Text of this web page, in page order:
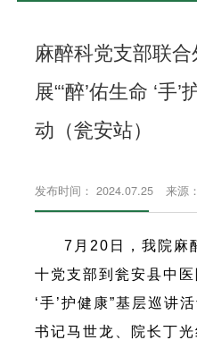
麻醉科党支部联
展“‘醉’佑生命 ‘手
动（瓮安站）
发布时间： 2024.07.25 来源
7月20日，我院麻
十党支部到瓮安县中医
‘手’护健康”基层巡讲
书记马世龙、院长丁